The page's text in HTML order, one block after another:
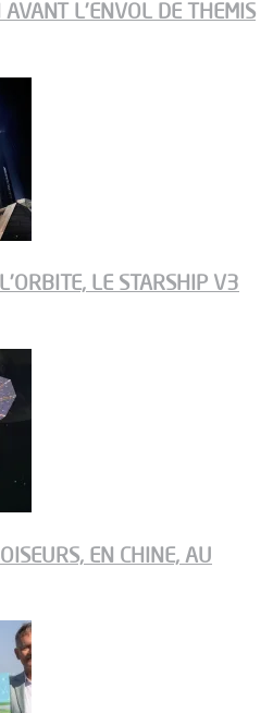
L’ENVOL DE THEMIS
LE STARSHIP V3
EN CHINE, AU